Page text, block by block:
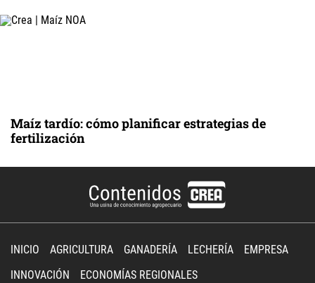
Maíz tardío: cómo planificar estrategias de
fertilización
INICIO AGRICULTURA GANADERÍA LECHERÍA
EMPRESA
INNOVACIÓN
ECONOMÍAS REGIONALES